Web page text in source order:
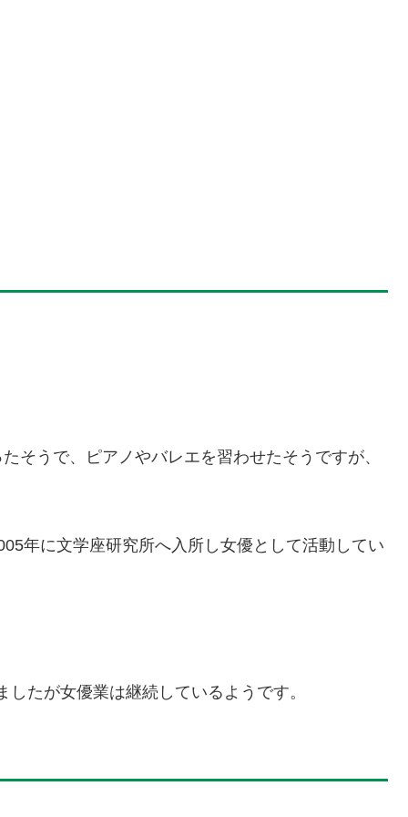
そうで、ピアノやバレエを習わせたそうですが、
年に文学座研究所へ入所し女優として活動してい
たが女優業は継続しているようです。